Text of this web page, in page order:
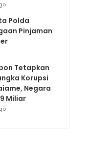
Polda
Pinjaman
Tetapkan
Korupsi
Negara
Miliar